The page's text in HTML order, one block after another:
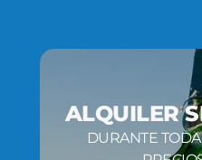
ALQUILER
DURANTE